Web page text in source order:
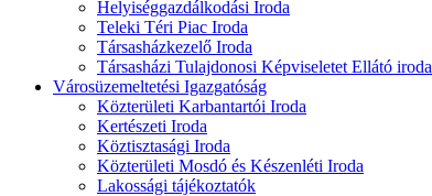
Helyiséggazdálkodási Iroda
Teleki Téri Piac Iroda
Társasházkezelő Iroda
Társasházi Tulajdonosi Képviseletet Ellátó iroda
Városüzemeltetési Igazgatóság
Közterületi Karbantartói Iroda
Kertészeti Iroda
Köztisztasági Iroda
Közterületi Mosdó és Készenléti Iroda
Lakossági tájékoztatók